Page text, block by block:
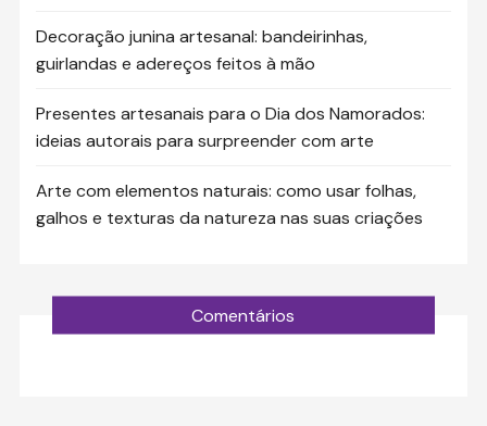
Decoração junina artesanal: bandeirinhas,
guirlandas e adereços feitos à mão
Presentes artesanais para o Dia dos Namorados:
ideias autorais para surpreender com arte
Arte com elementos naturais: como usar folhas,
galhos e texturas da natureza nas suas criações
Comentários